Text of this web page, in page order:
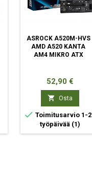
ASROCK A520M-HVS
AMD A520 KANTA
AM4 MIKRO ATX
Hinta
52,90 €
 Osta
 Toimitusarvio 1-2
työpäivää (1)